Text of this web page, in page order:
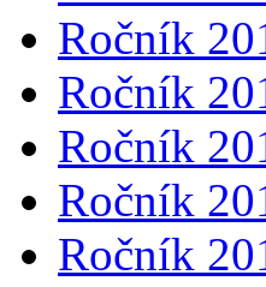
Ročník
Ročník
Ročník
Ročník
Ročník